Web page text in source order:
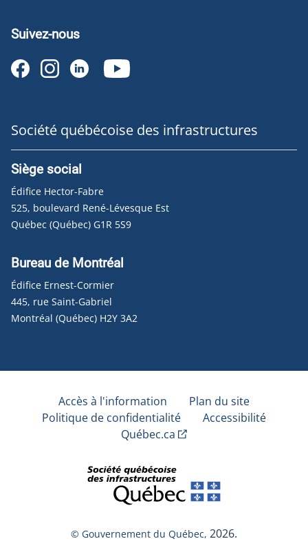
Suivez-nous
Société québécoise des infrastructures
Siège social
Édifice Hector-Fabre
525, boulevard René-Lévesque Est
Québec (Québec) G1R 5S9
Bureau de Montréal
Édifice Ernest-Cormier
445, rue Saint-Gabriel
Montréal (Québec) H2Y 3A2
Accès à l'information
Plan du site
Politique de confidentialité
Accessibilité
Québec.ca
© Gouvernement du Québec, 2026.